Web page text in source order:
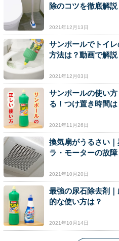
除のコツを徹底解説
2021年12月13日
サンポールでトイ
方法は？動画で解説
2021年12月03日
サンポールの使い
る！つけ置き時間は
2021年11月26日
換気扇がうるさい
ラ・モーターの故障
2021年10月20日
最強の尿石除去剤
的な使い方は？
2021年10月14日